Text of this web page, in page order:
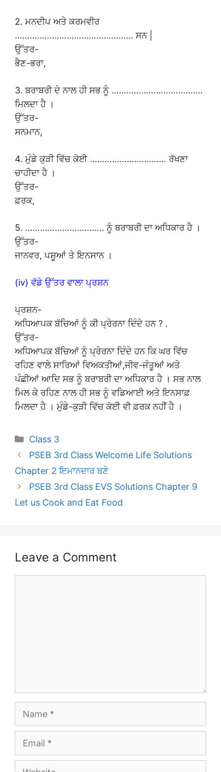
2. ਮਨਦੀਪ ਅਤੇ ਕਰਮਵੀਰ
………………………………………… ਸਨ |
ਉੱਤਰ-
ਭੈਣ-ਭਰਾ,
3. ਬਰਾਬਰੀ ਦੇ ਨਾਲ ਹੀ ਸਭ ਨੂੰ ……………………………….
ਮਿਲਦਾ ਹੈ ।
ਉੱਤਰ-
ਸਨਮਾਨ,
4. ਮੁੰਡੇ ਕੁੜੀ ਵਿੱਚ ਕੋਈ …………………………. ਰੱਖਣਾ
ਚਾਹੀਦਾ ਹੈ ।
ਉੱਤਰ-
ਫ਼ਰਕ,
5. ………………………….. ਨੂੰ ਬਰਾਬਰੀ ਦਾ ਅਧਿਕਾਰ ਹੈ ।
ਉੱਤਰ-
ਜਾਨਵਰ, ਪਸ਼ੂਆਂ ਤੇ ਇਨਸਾਨ ।
(iv) ਵੱਡੇ ਉੱਤਰ ਵਾਲਾ ਪ੍ਰਸ਼ਨ
ਪ੍ਰਸ਼ਨ-
ਅਧਿਆਪਕ ਬੱਚਿਆਂ ਨੂੰ ਕੀ ਪ੍ਰੇਰਨਾ ਦਿੰਦੇ ਹਨ ? .
ਉੱਤਰ-
ਅਧਿਆਪਕ ਬੱਚਿਆਂ ਨੂੰ ਪ੍ਰੇਰਨਾ ਦਿੰਦੇ ਹਨ ਕਿ ਘਰ ਵਿੱਚ
ਰਹਿਣ ਵਾਲੇ ਸਾਰਿਆਂ ਵਿਅਕਤੀਆਂ,ਜੀਵ-ਜੰਤੂਆਂ ਅਤੇ
ਪੰਛੀਆਂ ਆਦਿ ਸਭ ਨੂੰ ਬਰਾਬਰੀ ਦਾ ਅਧਿਕਾਰ ਹੈ । ਸਭ ਨਾਲ
ਮਿਲ ਕੇ ਰਹਿਣ ਨਾਲ ਹੀ ਸਭ ਨੂੰ ਵਡਿਆਈ ਅਤੇ ਇਨਸਾਫ਼
ਮਿਲਦਾ ਹੈ । ਮੁੰਡੇ-ਕੁੜੀ ਵਿੱਚ ਕੋਈ ਵੀ ਫ਼ਰਕ ਨਹੀਂ ਹੈ ।
Categories
Class 3
PSEB 3rd Class Welcome Life Solutions
Chapter 2 ਇਮਾਨਦਾਰ ਬਣੇ
PSEB 3rd Class EVS Solutions Chapter 9
Let us Cook and Eat Food
Leave a Comment
Website